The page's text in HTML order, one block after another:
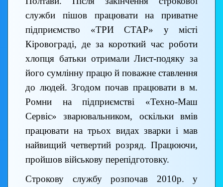
служби пішов працювати на приватне
підприємство «ТРИ СТАР» у місті
Кіровограді, де за короткий час роботи
хлопця батьки отримали Лист-подяку за
його сумлінну працю й поважне ставлення
до людей. Згодом почав працювати в м.
Ромни на підприємстві «Техно-Маш
Сервіс» зварювальником, оскільки вмів
працювати на трьох видах зварки і мав
найвищий четвертий розряд. Працюючи,
пройшов військову перепідготовку.
Строкову службу розпочав 2010р. у